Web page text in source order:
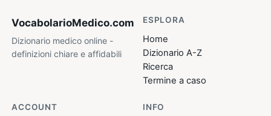
VocabolarioMedico.com
Dizionario medico online -
definizioni chiare e affidabili
ESPLORA
Home
Dizionario A-Z
Ricerca
Termine a caso
ACCOUNT INFO